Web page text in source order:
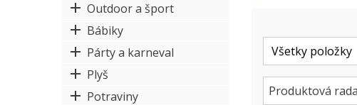
Outdoor a šport
Bábiky
Párty a karneval
Plyš
Potraviny
Produktová rada